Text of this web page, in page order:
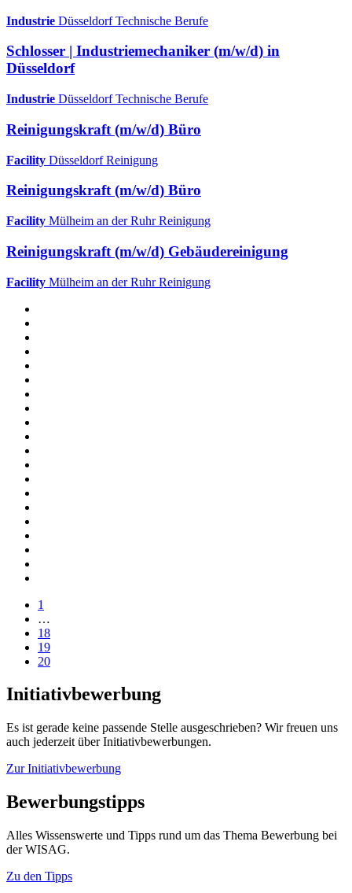
Industrie DüsseldorfTechnische Berufe
Schlosser | Industriemechaniker (m/w/d) in
Düsseldorf
Industrie DüsseldorfTechnische Berufe
Reinigungskraft (m/w/d) Büro
Facility DüsseldorfReinigung
Reinigungskraft (m/w/d) Büro
Facility Mülheim an der RuhrReinigung
Reinigungskraft (m/w/d) Gebäudereinigung
Facility Mülheim an der RuhrReinigung
1
…
18
19
20
Initiativbewerbung
Es ist gerade keine passende Stelle ausgeschrieben? Wir freuen uns
auch jederzeit über Initiativbewerbungen.
Zur Initiativbewerbung
Bewerbungstipps
Alles Wissenswerte und Tipps rund um das Thema Bewerbung bei
der WISAG.
Zu den Tipps